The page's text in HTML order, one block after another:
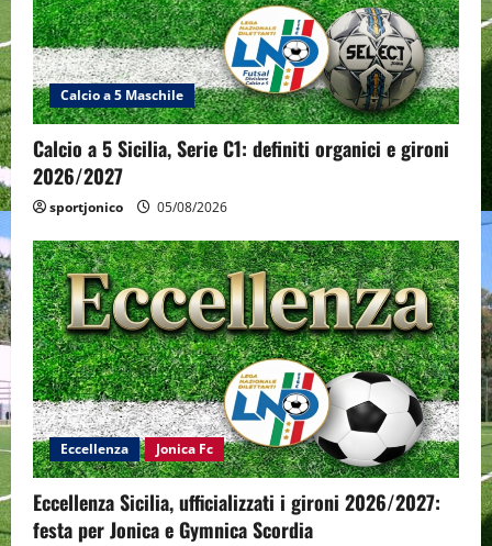
Calcio a 5 Maschile
Calcio a 5 Sicilia, Serie C1: definiti organici e gironi
2026/2027
sportjonico 05/08/2026
Eccellenza Jonica Fc
Eccellenza Sicilia, ufficializzati i gironi 2026/2027:
festa per Jonica e Gymnica Scordia